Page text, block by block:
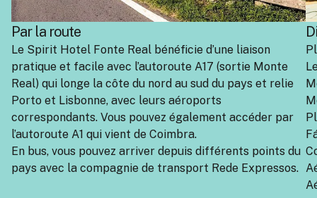
Par la route
Le Spirit Hotel Fonte Real bénéficie d’une liaison
pratique et facile avec l’autoroute A17 (sortie Monte
Real) qui longe la côte du nord au sud du pays et relie
Porto et Lisbonne, avec leurs aéroports
correspondants. Vous pouvez également accéder par
l’autoroute A1 qui vient de Coimbra.
En bus, vous pouvez arriver depuis différents points du
pays avec la compagnie de transport Rede Expressos.